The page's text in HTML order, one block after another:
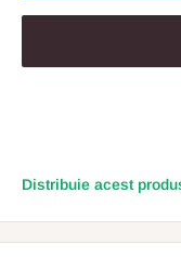
Distribuie acest